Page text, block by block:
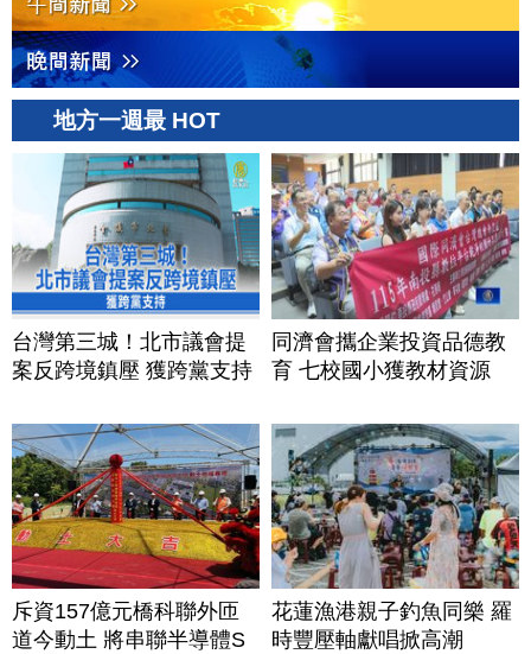
地方一週最 HOT
台灣第三城！北市議會提
案反跨境鎮壓 獲跨黨支持
同濟會攜企業投資品德教
育 七校國小獲教材資源
斥資157億元橋科聯外匝
道今動土 將串聯半導體S
花蓮漁港親子釣魚同樂 羅
時豐壓軸獻唱掀高潮